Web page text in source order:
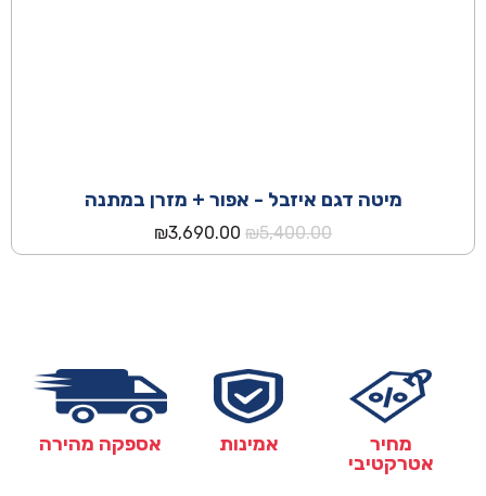
מיטה דגם איזבל - אפור + מזרן במתנה
₪5,400.00
המחיר
המקורי
₪3,690.00
הנוכחי
מחיר
אטרקטיבי
אמינות אספקה מהירה